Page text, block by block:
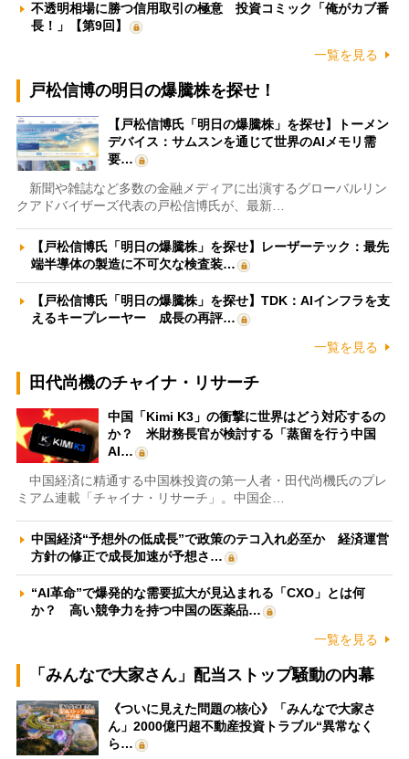
不透明相場に勝つ信用取引の極意 投資コミック「俺がカブ番
長！」【第9回】
一覧を見る
戸松信博の明日の爆騰株を探せ！
【戸松信博氏「明日の爆騰株」を探せ】トーメン
デバイス：サムスンを通じて世界のAIメモリ需
要…
新聞や雑誌など多数の金融メディアに出演するグローバルリン
クアドバイザーズ代表の戸松信博氏が、最新…
【戸松信博氏「明日の爆騰株」を探せ】レーザーテック：最先
端半導体の製造に不可欠な検査装…
【戸松信博氏「明日の爆騰株」を探せ】TDK：AIインフラを支
えるキープレーヤー 成長の再評…
一覧を見る
田代尚機のチャイナ・リサーチ
中国「Kimi K3」の衝撃に世界はどう対応するの
か？ 米財務長官が検討する「蒸留を行う中国
AI…
中国経済に精通する中国株投資の第一人者・田代尚機氏のプレ
ミアム連載「チャイナ・リサーチ」。中国企…
中国経済“予想外の低成長”で政策のテコ入れ必至か 経済運営
方針の修正で成長加速が予想さ…
“AI革命”で爆発的な需要拡大が見込まれる「CXO」とは何
か？ 高い競争力を持つ中国の医薬品…
一覧を見る
「みんなで大家さん」配当ストップ騒動の内幕
《ついに見えた問題の核心》「みんなで大家さ
ん」2000億円超不動産投資トラブル“異常なく
ら…